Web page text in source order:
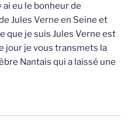
ai eu le bonheur de
Jules Verne en Seine et
que je suis Jules Verne est
jour je vous transmets la
Nantais qui a laissé une